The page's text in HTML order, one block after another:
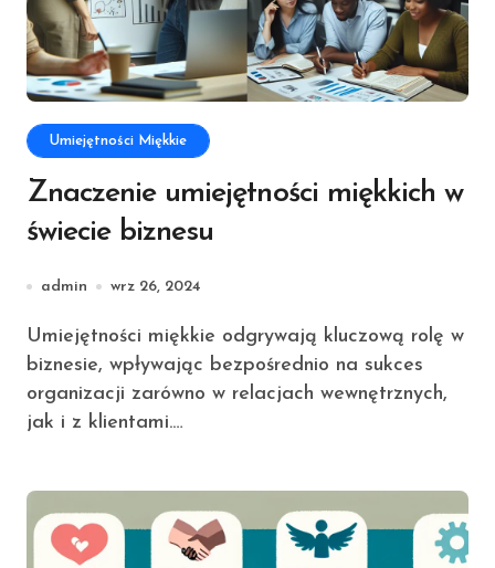
Umiejętności Miękkie
Znaczenie umiejętności miękkich w
świecie biznesu
admin wrz 26, 2024
Umiejętności miękkie odgrywają kluczową rolę w
biznesie, wpływając bezpośrednio na sukces
organizacji zarówno w relacjach wewnętrznych,
jak i z klientami.…